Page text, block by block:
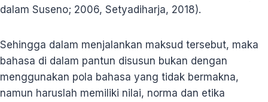
dalam Suseno; 2006, Setyadiharja, 2018).
Sehingga dalam menjalankan maksud tersebut, maka
bahasa di dalam pantun disusun bukan dengan
menggunakan pola bahasa yang tidak bermakna,
namun haruslah memiliki nilai, norma dan etika